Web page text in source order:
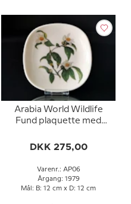
Arabia World Wildlife
Fund plaquette med
Granthamianum
DKK 275,00
Varenr.: AP06
Årgang: 1979
Mål: B: 12 cm x D: 12 cm